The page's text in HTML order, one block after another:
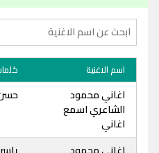
اسم الاغنية
اغاني محمود
الشاعري اسمع
اغاني